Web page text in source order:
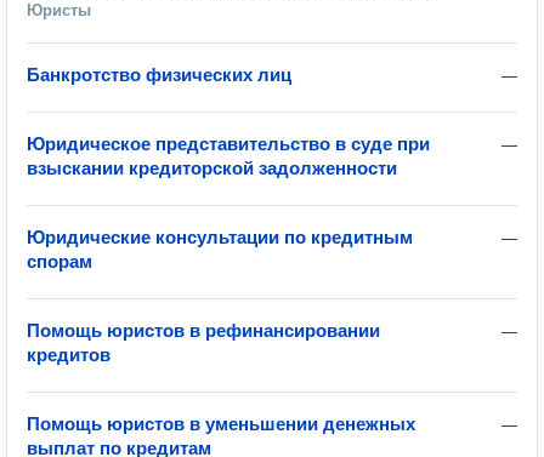
Юристы
—
Банкротство физических лиц
—
Юридическое представительство в суде при
взыскании кредиторской задолженности
—
Юридические консультации по кредитным
спорам
—
Помощь юристов в рефинансировании
кредитов
—
Помощь юристов в уменьшении денежных
выплат по кредитам